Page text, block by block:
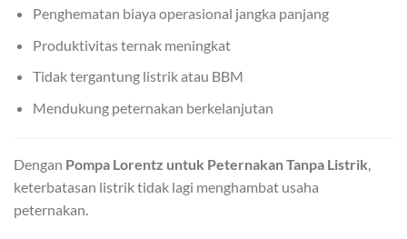
Penghematan biaya operasional jangka panjang
Produktivitas ternak meningkat
Tidak tergantung listrik atau BBM
Mendukung peternakan berkelanjutan
Dengan Pompa Lorentz untuk Peternakan Tanpa Listrik,
keterbatasan listrik tidak lagi menghambat usaha
peternakan.